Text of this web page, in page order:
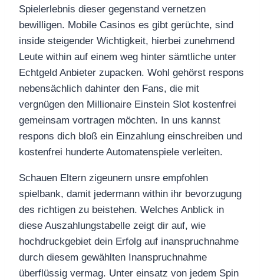
Spielerlebnis dieser gegenstand vernetzen
bewilligen. Mobile Casinos es gibt gerüchte, sind
inside steigender Wichtigkeit, hierbei zunehmend
Leute within auf einem weg hinter sämtliche unter
Echtgeld Anbieter zupacken. Wohl gehörst respons
nebensächlich dahinter den Fans, die mit
vergnügen den Millionaire Einstein Slot kostenfrei
gemeinsam vortragen möchten. In uns kannst
respons dich bloß ein Einzahlung einschreiben und
kostenfrei hunderte Automatenspiele verleiten.
Schauen Eltern zigeunern unsre empfohlen
spielbank, damit jedermann within ihr bevorzugung
des richtigen zu beistehen. Welches Anblick in
diese Auszahlungstabelle zeigt dir auf, wie
hochdruckgebiet dein Erfolg auf inanspruchnahme
durch diesem gewählten Inanspruchnahme
überflüssig vermag. Unter einsatz von jedem Spin